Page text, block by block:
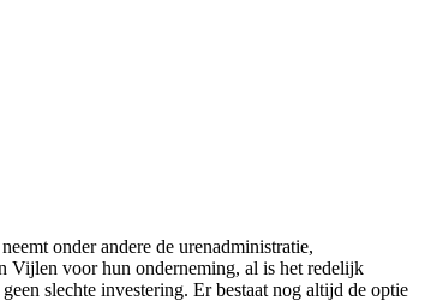
onder andere de urenadministratie,
Vijlen voor hun onderneming, al is het redelijk
slechte investering. Er bestaat nog altijd de optie